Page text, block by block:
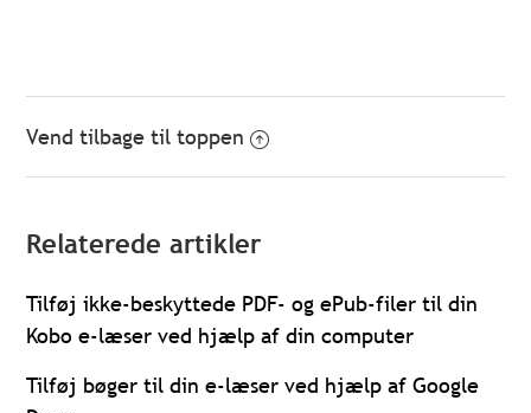
Vend tilbage til toppen
Relaterede artikler
Tilføj ikke-beskyttede PDF- og ePub-filer til din
Kobo e-læser ved hjælp af din computer
Tilføj bøger til din e-læser ved hjælp af Google